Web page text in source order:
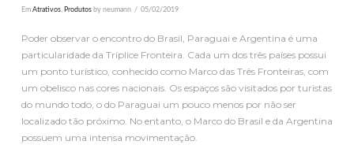
Em Atrativos, Produtosby neumann 05/02/2019
Poder observar o encontro do Brasil, Paraguai e Argentina é uma
particularidade da Tríplice Fronteira. Cada um dos três países possui
um ponto turístico, conhecido como Marco das Três Fronteiras, com
um obelisco nas cores nacionais. Os espaços são visitados por turistas
do mundo todo, o do Paraguai um pouco menos por não ser
localizado tão próximo. No entanto, o Marco do Brasil e da Argentina
possuem uma intensa movimentação.